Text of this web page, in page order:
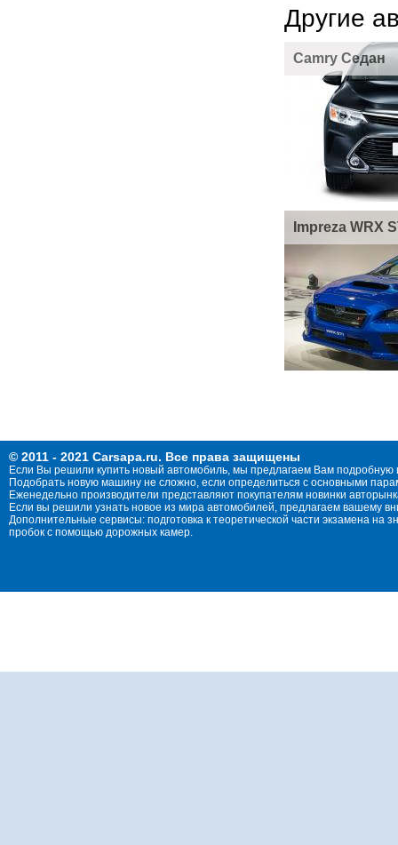
Другие
Camry Седан
Impreza WRX
© 2011 - 2021 Carsapa.ru. Все права защищены
Если Вы решили купить новый автомобиль, мы предлагаем Вам
Подобрать новую машину не сложно, если определиться с основными
Еженедельно производители представляют покупателям новинки
Если вы решили узнать новое из мира автомобилей, предлагаем вашему
Дополнительные сервисы: подготовка к теоретической части экзамена
пробок с помощью дорожных камер.